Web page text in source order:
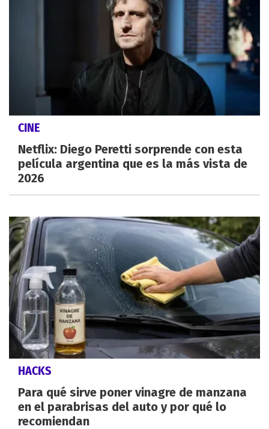
CINE
Netflix: Diego Peretti sorprende con esta
película argentina que es la más vista de
2026
HACKS
Para qué sirve poner vinagre de manzana
en el parabrisas del auto y por qué lo
recomiendan